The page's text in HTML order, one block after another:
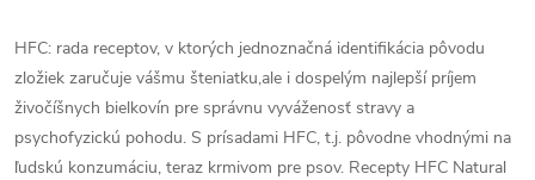
HFC: rada receptov, v ktorých jednoznačná identifikácia pôvodu
zložiek zaručuje vášmu šteniatku,ale i dospelým najlepší príjem
živočíšnych bielkovín pre správnu vyváženosť stravy a
psychofyzickú pohodu. S prísadami HFC, t.j. pôvodne vhodnými na
ľudskú konzumáciu, teraz krmivom pre psov. Recepty HFC Natural